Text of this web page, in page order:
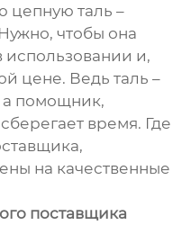
цепную таль –
чтобы она
и,
цене. Ведь таль –
а помощник,
время. Где
на качественные
поставщика